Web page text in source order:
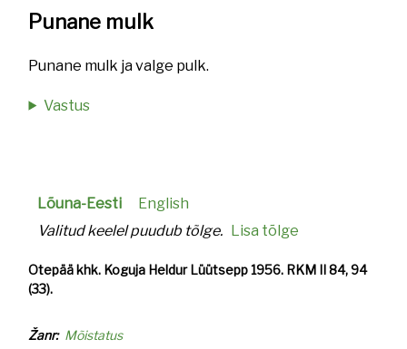
Punane mulk
Punane mulk ja valge pulk.
Vastus
Lõuna-Eesti
English
Valitud keelel puudub tõlge. Lisa tõlge
Otepää khk. Koguja Heldur Lüütsepp 1956. RKM II 84, 94
(33).
Žanr Mõistatus